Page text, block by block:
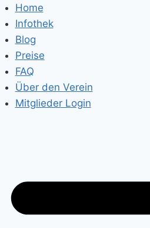
Zum
Inhalt
springen
Home
Infothek
Blog
Preise
FAQ
Über den Verein
Mitglieder Login